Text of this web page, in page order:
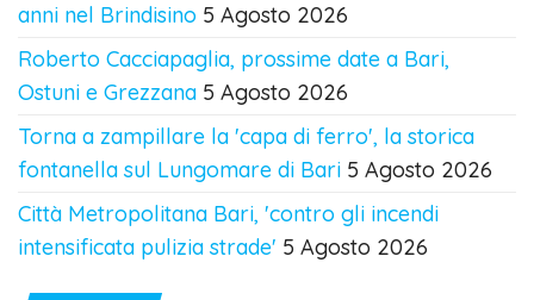
anni nel Brindisino 5 Agosto 2026
Roberto Cacciapaglia, prossime date a Bari,
Ostuni e Grezzana 5 Agosto 2026
Torna a zampillare la 'capa di ferro', la storica
fontanella sul Lungomare di Bari 5 Agosto 2026
Città Metropolitana Bari, 'contro gli incendi
intensificata pulizia strade' 5 Agosto 2026